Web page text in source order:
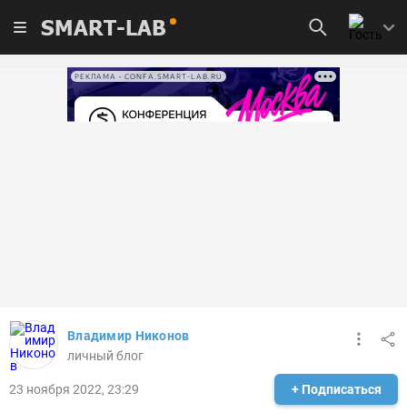
SMART-LAB
РЕКЛАМА • CONFA.SMART-LAB.RU
Владимир Никонов
личный блог
23 ноября 2022, 23:29 + Подписаться